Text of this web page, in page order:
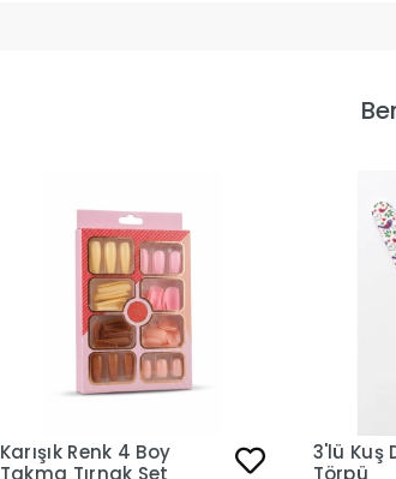
Karışık Renk 4 Boy
Takma Tırnak Set
3'lü Kuş
Törpü